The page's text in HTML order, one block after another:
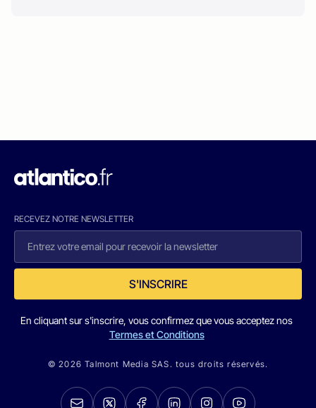
RECEVEZ NOTRE NEWSLETTER
S'INSCRIRE
En cliquant sur s'inscrire, vous confirmez que vous acceptez nos
Termes et Conditions
© 2026 Talmont Media SAS. tous droits réservés.